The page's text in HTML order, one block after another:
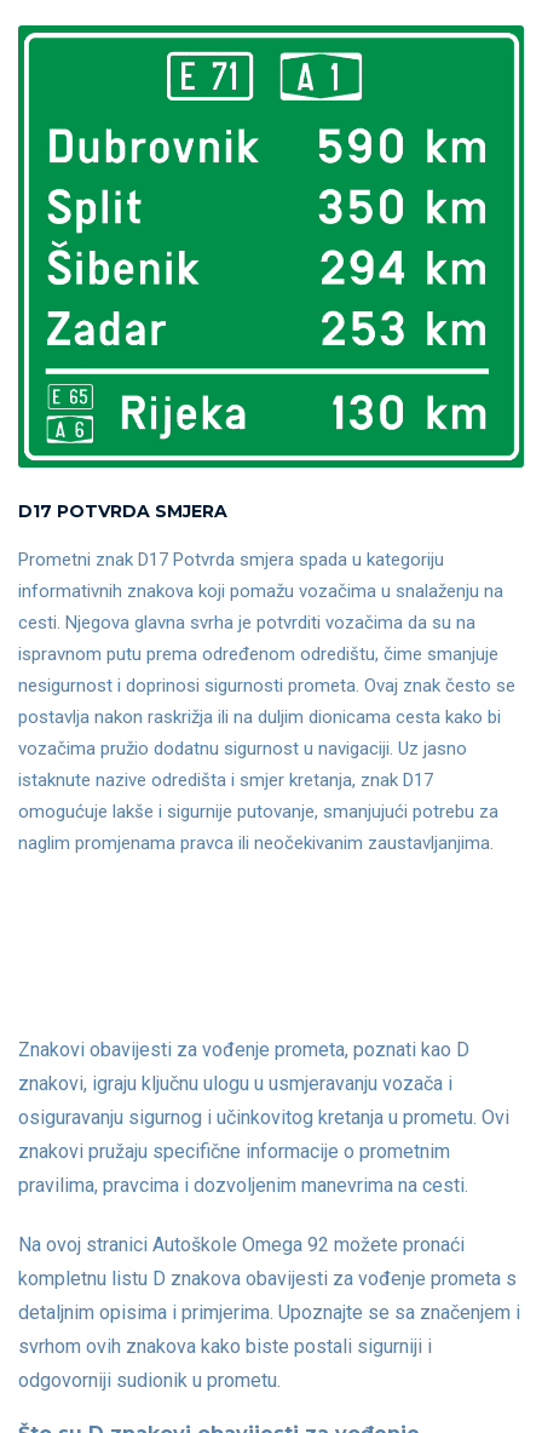
D17 POTVRDA SMJERA
Prometni znak D17 Potvrda smjera spada u kategoriju
informativnih znakova koji pomažu vozačima u snalaženju na
cesti. Njegova glavna svrha je potvrditi vozačima da su na
ispravnom putu prema određenom odredištu, čime smanjuje
nesigurnost i doprinosi sigurnosti prometa. Ovaj znak često se
postavlja nakon raskrižja ili na duljim dionicama cesta kako bi
vozačima pružio dodatnu sigurnost u navigaciji. Uz jasno
istaknute nazive odredišta i smjer kretanja, znak D17
omogućuje lakše i sigurnije putovanje, smanjujući potrebu za
naglim promjenama pravca ili neočekivanim zaustavljanjima.
Znakovi obavijesti za vođenje prometa, poznati kao D
znakovi, igraju ključnu ulogu u usmjeravanju vozača i
osiguravanju sigurnog i učinkovitog kretanja u prometu. Ovi
znakovi pružaju specifične informacije o prometnim
pravilima, pravcima i dozvoljenim manevrima na cesti.
Na ovoj stranici Autoškole Omega 92 možete pronaći
kompletnu listu D znakova obavijesti za vođenje prometa s
detaljnim opisima i primjerima. Upoznajte se sa značenjem i
svrhom ovih znakova kako biste postali sigurniji i
odgovorniji sudionik u prometu.